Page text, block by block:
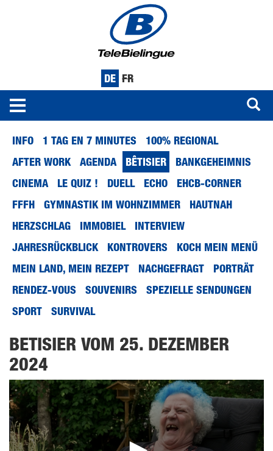
DE FR
INFO 1 TAG EN 7 MINUTES
100% REGIONAL
AFTER WORK
AGENDA BÊTISIER
BANKGEHEIMNIS
CINEMA
LE QUIZ ! DUELL ECHO
EHCB-CORNER
FFFH
GYMNASTIK IM WOHNZIMMER
HAUTNAH
HERZSCHLAG
IMMOBIEL
INTERVIEW
JAHRESRÜCKBLICK
KONTROVERS
KOCH MEIN MENÜ
MEIN LAND, MEIN REZEPT
NACHGEFRAGT
PORTRÄT
RENDEZ-VOUS
SOUVENIRS
SPEZIELLE SENDUNGEN
SPORT
SURVIVAL
BETISIER VOM 25. DEZEMBER
2024